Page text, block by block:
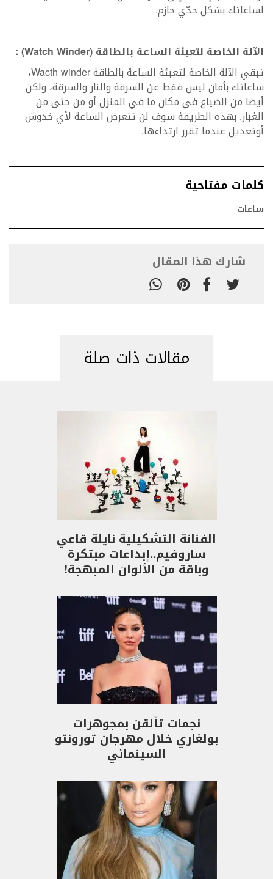
لساعاتك بشكل جدّي حازم.
الآلة الخاصة لتعبئة الساعة بالطاقة(Watch Winder)
:
تبقي الآلة الخاصة لتعبئة الساعة بالطاقة Wacth winder،
ساعاتك بأمان ليس فقط عن السرقة والنار والسرقة، ولكن
أيضا من الضياع في مكان ما في المنزل أو من حتى من
الغبار. بهذه الطريقة سوف لن تتعرض الساعة لأي خدوش
أوتعديل عندما تقرر ارتداءها.
كلمات مفتاحية
ساعات
شارك هذا المقال
مقالات ذات صلة
الفنانة التشكيلية نايلة قاعي
ساروفيم..إبداعات مبتكرة
وباقة من الألوان المبهجة!
نجمات تألقن بمجوهرات
بولغاري خلال مهرجان تورونتو
السينمائي